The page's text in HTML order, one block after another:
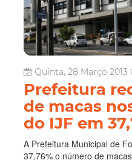
Quinta, 28 Março 2013
Prefeitura
de macas
do IJF em
A Prefeitura Municipal de
37,76% o número de